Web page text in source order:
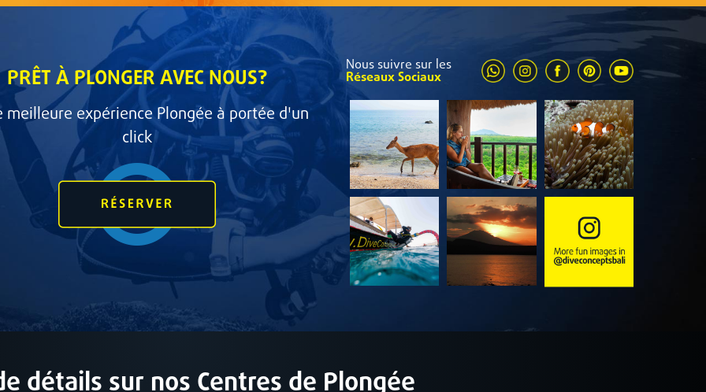
PRÊT À PLONGER AVEC NOUS?
meilleure expérience Plongée à portée d'un
click
Nous suivre sur les
Réseaux Sociaux
détails sur nos Centres de Plongée